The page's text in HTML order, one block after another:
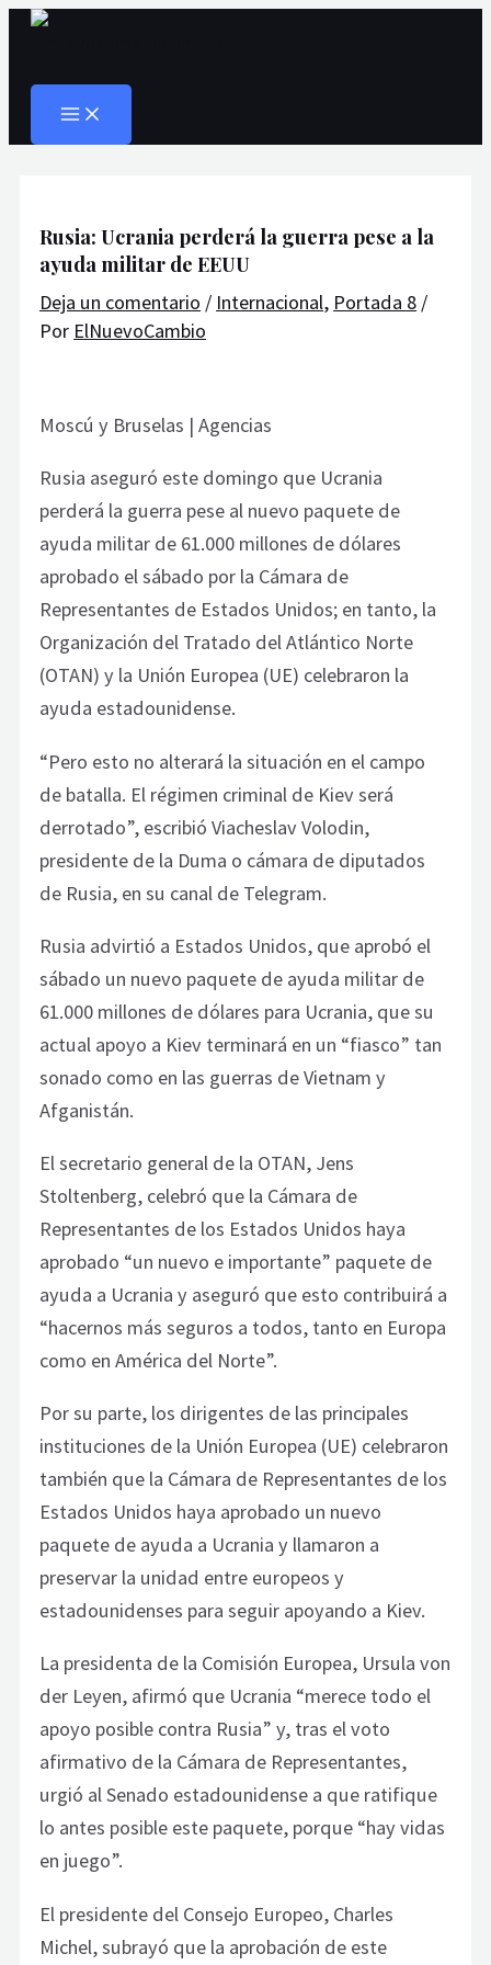
Ir
contenido
MAIN
Rusia: Ucrania perderá la guerra pese a la
ayuda militar de EEUU
Deja un comentario / Internacional, Portada 8 /
Por ElNuevoCambio
Moscú y Bruselas | Agencias
Rusia aseguró este domingo que Ucrania
perderá la guerra pese al nuevo paquete de
ayuda militar de 61.000 millones de dólares
aprobado el sábado por la Cámara de
Representantes de Estados Unidos; en tanto, la
Organización del Tratado del Atlántico Norte
(OTAN) y la Unión Europea (UE) celebraron la
ayuda estadounidense.
“Pero esto no alterará la situación en el campo
de batalla. El régimen criminal de Kiev será
derrotado”, escribió Viacheslav Volodin,
presidente de la Duma o cámara de diputados
de Rusia, en su canal de Telegram.
Rusia advirtió a Estados Unidos, que aprobó el
sábado un nuevo paquete de ayuda militar de
61.000 millones de dólares para Ucrania, que su
actual apoyo a Kiev terminará en un “fiasco” tan
sonado como en las guerras de Vietnam y
Afganistán.
El secretario general de la OTAN, Jens
Stoltenberg, celebró que la Cámara de
Representantes de los Estados Unidos haya
aprobado “un nuevo e importante” paquete de
ayuda a Ucrania y aseguró que esto contribuirá a
“hacernos más seguros a todos, tanto en Europa
como en América del Norte”.
Por su parte, los dirigentes de las principales
instituciones de la Unión Europea (UE) celebraron
también que la Cámara de Representantes de los
Estados Unidos haya aprobado un nuevo
paquete de ayuda a Ucrania y llamaron a
preservar la unidad entre europeos y
estadounidenses para seguir apoyando a Kiev.
La presidenta de la Comisión Europea, Ursula von
der Leyen, afirmó que Ucrania “merece todo el
apoyo posible contra Rusia” y, tras el voto
afirmativo de la Cámara de Representantes,
urgió al Senado estadounidense a que ratifique
lo antes posible este paquete, porque “hay vidas
en juego”.
El presidente del Consejo Europeo, Charles
Michel, subrayó que la aprobación de este
Navegación
entradas
Escribe
Nombre*
Correo
Web